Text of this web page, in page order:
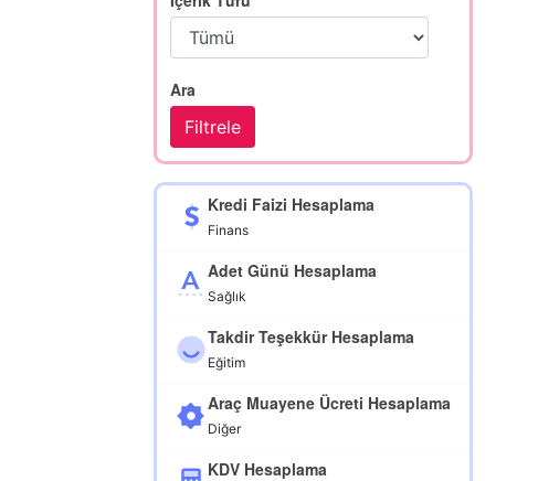
Ara
Kredi Faizi Hesaplama
Finans
Adet Günü Hesaplama
Sağlık
Takdir Teşekkür Hesaplama
Eğitim
Araç Muayene Ücreti Hesaplama
Diğer
KDV Hesaplama